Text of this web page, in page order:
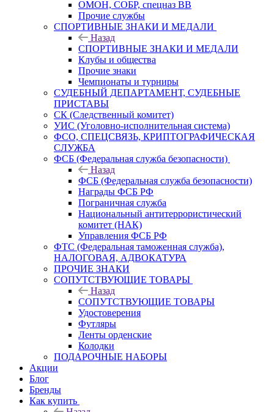
ОМОН, СОБР, спецназ ВВ
Прочие службы
СПОРТИВНЫЕ ЗНАКИ И МЕДАЛИ
Назад
СПОРТИВНЫЕ ЗНАКИ И МЕДАЛИ
Клубы и общества
Прочие знаки
Чемпионаты и турниры
СУДЕБНЫЙ ДЕПАРТАМЕНТ, СУДЕБНЫЕ
ПРИСТАВЫ
СК (Следственный комитет)
УИС (Уголовно-исполнительная система)
ФСО, СПЕЦСВЯЗЬ, КРИПТОГРАФИЧЕСКАЯ
СЛУЖБА
ФСБ (Федеральная служба безопасности)
Назад
ФСБ (Федеральная служба безопасности)
Награды ФСБ РФ
Пограничная служба
Национальный антитеррористический
комитет (НАК)
Управления ФСБ РФ
ФТС (Федеральная таможенная служба),
НАЛОГОВАЯ, АДВОКАТУРА
ПРОЧИЕ ЗНАКИ
СОПУТСТВУЮЩИЕ ТОВАРЫ
Назад
СОПУТСТВУЮЩИЕ ТОВАРЫ
Удостоверения
Футляры
Ленты орденские
Колодки
ПОДАРОЧНЫЕ НАБОРЫ
Акции
Блог
Бренды
Как купить